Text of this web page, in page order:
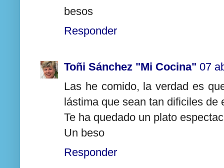
besos
Responder
Toñi Sánchez "Mi Cocina" 07
Las he comido, la verdad es
lástima que sean tan dificiles de
Te ha quedado un plato
Un beso
Responder